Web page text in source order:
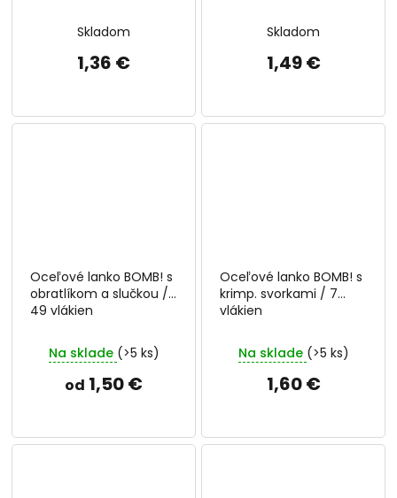
Skladom
1,36 €
Skladom
1,49 €
Oceľové lanko BOMB! s
obratlíkom a slučkou /
49 vlákien
Na sklade (>5 ks)
od 1,50 €
Oceľové lanko BOMB! s
krimp. svorkami / 7
vlákien
Na sklade (>5 ks)
1,60 €